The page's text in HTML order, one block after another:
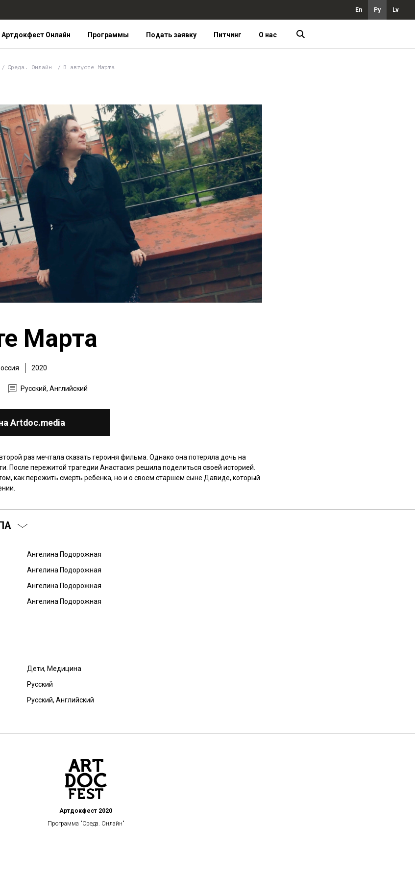
En Ру Lv
Артдокфест Онлайн Программы Подать заявку Питчинг О нас
Среда. Онлайн В августе Марта
Марта
2020
Русский, Английский
Artdoc.media
раз мечтала сказать героиня фильма. Однако она потеряла дочь на
После пережитой трагедии Анастасия решила поделиться своей историей.
как пережить смерть ребенка, но и о своем старшем сыне Давиде, который
Ангелина Подорожная
Ангелина Подорожная
Ангелина Подорожная
Ангелина Подорожная
Дети, Медицина
Русский
Русский, Английский
Артдокфест 2020
Программа "Среда. Онлайн"